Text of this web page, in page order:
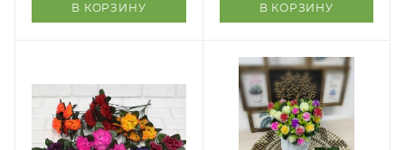
В КОРЗИНУ В КОРЗИНУ